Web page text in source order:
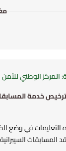
مشروع هذا النظام
المركز الوطني للأمن
خدمة المسابقات
في وضع
المسابقات